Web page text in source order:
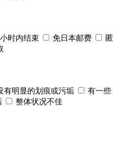
时内结束 免日本邮费
匿
有明显的划痕或污垢
有一些
整体状况不佳